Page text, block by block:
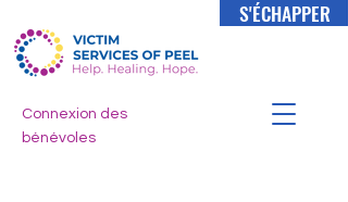
S'ÉCHAPPER
Connexion des
bénévoles